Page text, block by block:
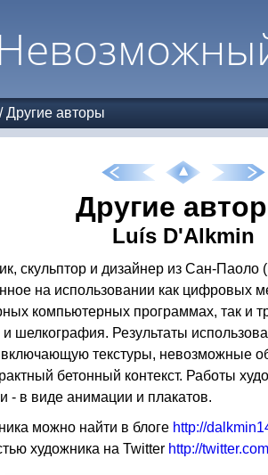
/Другие авторы
Другие
Luís D'Alkmin
скульптор и дизайнер из Сан-Паоло
на использовании как цифровых
компьютерных программах, так и
шелкография. Результаты
текстуры, невозможные
бетонный контекст. Работы
- в виде анимации и плакатов.
можно найти в блоге http://
художника на Twitter http://